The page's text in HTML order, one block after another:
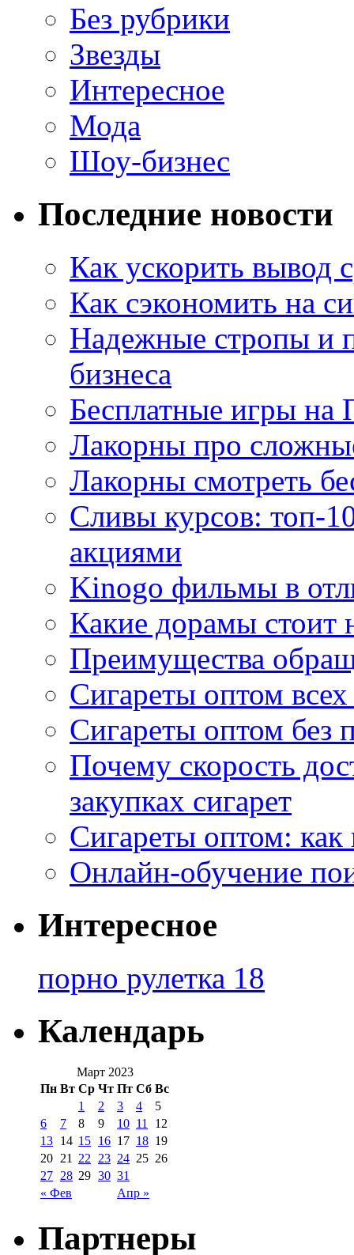
Без рубрики
Звезды
Интересное
Мода
Шоу-бизнес
Последние новости
Как ускорить вывод
Как сэкономить на
Надежные стропы и
бизнеса
Бесплатные игры на
Лакорны про
Лакорны смотреть
Сливы курсов: топ-
акциями
Kinogo фильмы в
Какие дорамы стоит
Преимущества
Сигареты оптом
Сигареты оптом без
Почему скорость
закупках сигарет
Сигареты оптом:
Онлайн-обучение
Интересное
порно рулетка 18
Календарь
Март 2023
Пн Вт Ср Чт Пт Сб Вс
« Фев Апр »
1 2 3 4
5
6
7 8 9 10 11
12
13 14 15 16 17 18 19
20 21 22 23 24 25 26
27 28 29 30 31
Партнеры